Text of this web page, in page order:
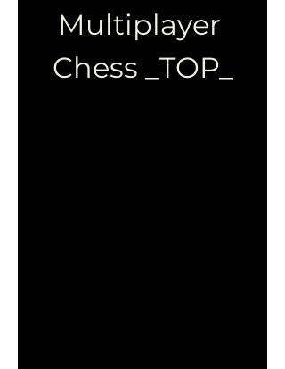
Multiplayer
Chess _TOP_